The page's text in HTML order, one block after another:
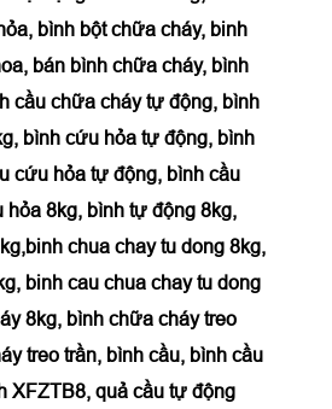
bình bột chữa cháy, binh
bán bình chữa cháy, bình
cầu chữa cháy tự động, bình
bình cứu hỏa tự động, bình
cứu hỏa tự động, bình cầu
8kg, bình tự động 8kg,
chua chay tu dong 8kg,
binh cau chua chay tu dong
8kg, bình chữa cháy treo
treo trần, bình cầu, bình cầu
XFZTB8, quả cầu tự động